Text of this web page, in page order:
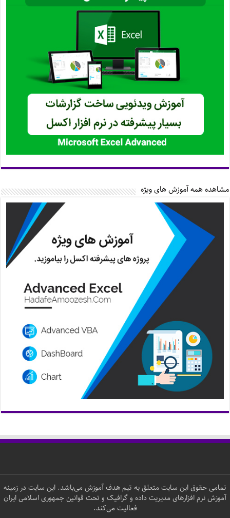
مشاهده همه آموزش های ویژه
تمامی حقوق این سایت متعلق به تیم هدف آموزش می‌باشد. این سایت در زمینه
آموزش نرم افزارهای مدیریت داده و گرافیک و تحت قوانین جمهوری اسلامی ایران
فعالیت می‌کند.